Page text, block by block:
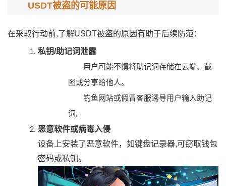
USDT被盗的可能原因
在采取行动前,了解USDT被盗的原因有助于后续防范：
私钥/助记词泄露
用户可能不慎将助记词存储在云端、截
图或分享给他人。
钓鱼网站或假冒客服诱导用户输入助记
词。
恶意软件或病毒入侵
设备上安装了恶意软件，如键盘记录器,可窃取钱包
密码或私钥。